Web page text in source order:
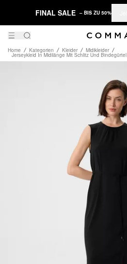
FINAL SALE – BIS ZU 50%
Home Kategorien Kleider Midikleider
Jerseykleid In Midilänge Mit Schlitz Und Bindegürtel